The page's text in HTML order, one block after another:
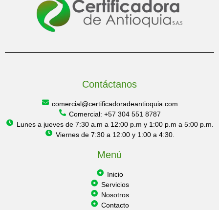
Contáctanos
comercial@certificadoradeantioquia.com
Comercial: +57 304 551 8787
Lunes a jueves de 7:30 a.m a 12:00 p.m y 1:00 p.m a 5:00 p.m.
Viernes de 7:30 a 12:00 y 1:00 a 4:30.
Menú
Inicio
Servicios
Nosotros
Contacto